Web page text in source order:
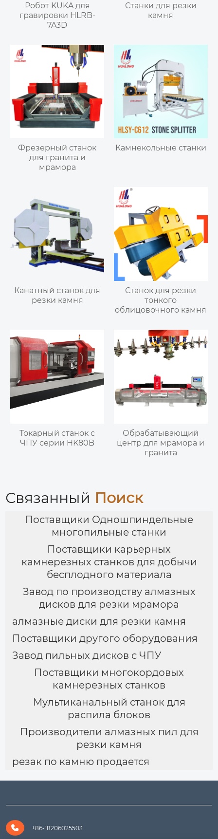
Робот KUKA для
гравировки HLRB-
7A3D
Станки для резки
камня
Фрезерный станок
для гранита и
мрамора
Камнекольные станки
Канатный станок для
резки камня
Станок для резки
тонкого
облицовочного камня
Токарный станок с
ЧПУ серии HK80B
Обрабатывающий
центр для мрамора и
гранита
Связанный Поиск
Поставщики Одношпиндельные
многопильные станки
Поставщики карьерных
камнерезных станков для добычи
бесплодного материала
Завод по производству алмазных
дисков для резки мрамора
алмазные диски для резки камня
Поставщики другого оборудования
Завод пильных дисков с ЧПУ
Поставщики многокордовых
камнерезных станков
Мультиканальный станок для
распила блоков
Производители алмазных пил для
резки камня
резак по камню продается
 +86-18206025503